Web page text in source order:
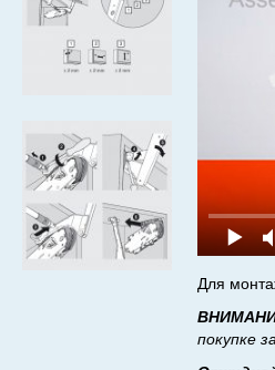
Для
покупке